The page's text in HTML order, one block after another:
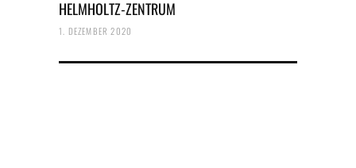
HELMHOLTZ-ZENTRUM
1. DEZEMBER 2020